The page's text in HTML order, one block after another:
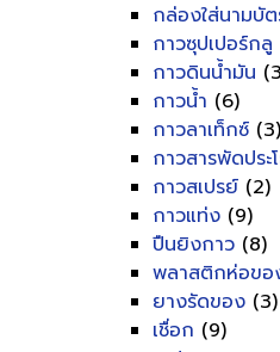
กล่องใส่นามบั
กาวซุปเปอร์กลู
กาวดินน้ำมัน
กาวน้ำ (6)
กาวลาเท็กซ์ (3)
กาวสารพัดประ
กาวสเปรย์ (2)
กาวแท่ง (9)
ปืนยิงกาว (8)
พลาสติกห่อขอ
ยางรัดของ (3)
เชื่อก (9)